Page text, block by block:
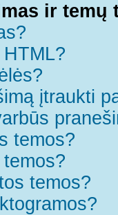
ir temų
įtraukti
temos?
temos?